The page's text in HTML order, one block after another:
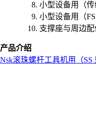
小型设备用（传
小型设备用（FS
支撑座与周边配
产品介绍
Nsk滚珠螺杆工具机用（SS